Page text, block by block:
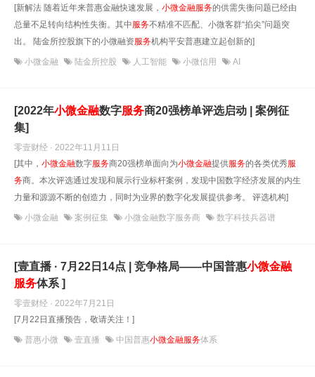
[新解法 随着近年来普惠金融快速发展， 小微金融服务的供需失衡问题已经由
总量不足转向结构性失衡。其中服务不精准不匹配、小微客群“掐尖”问题突
出。 陆金所控股旗下的小微融资服务机构平安普惠建立起创新的]
小微金融 陆金所控股 人工智能 小微信用 AI
[2022年小微金融数字服务商20强榜单评选启动 | 案例征
集]
零壹财经 · 2022年11月11日
[其中， 小微金融数字服务商20强榜单面向为小微金融提供服务的各类优秀服
务商。本次评选通过发现和展示行业标杆案例，发现中国数字经济发展的内生
力量和源源不断的创造力，同时为业界的数字化发展提供参考。 评选机构]
小微金融 案例征集 小微金融数字服务商 数字科技兵器谱
[壹直播 · 7月22日14点 | 竞争格局——中国普惠小微金融
服务体系 ]
零壹财经 · 2022年7月21日
[7月22日直播预告，敬请关注！]
普惠小微 壹直播 中国普惠小微金融服务体系